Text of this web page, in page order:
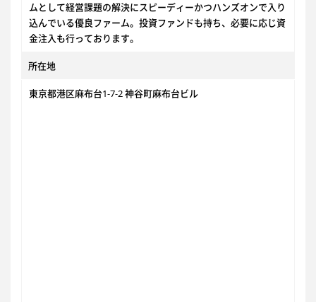
ムとして経営課題の解決にスピーディーかつハンズオンで入り
込んでいる優良ファーム。投資ファンドも持ち、必要に応じ資
金注入も行っております。
所在地
東京都港区麻布台1-7-2 神谷町麻布台ビル